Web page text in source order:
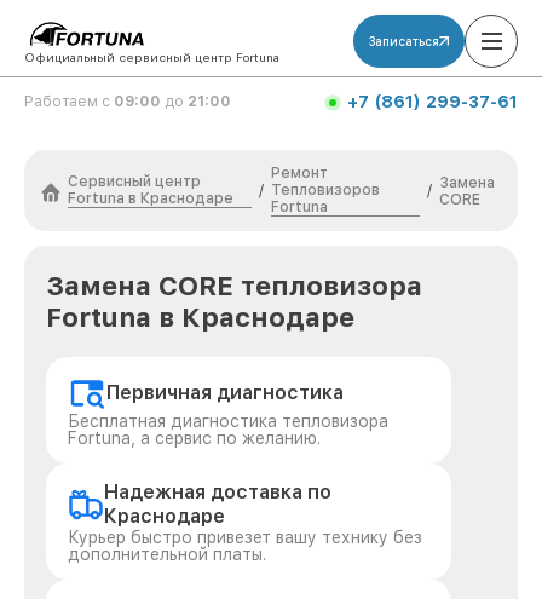
Официальный сервисный центр Fortuna
Записаться
Работаем с 09:00 до 21:00 +7 (861) 299-37-61
Сервисный центр
Fortuna в Краснодаре
/
Ремонт
Тепловизоров
Fortuna
/ Замена
CORE
Замена CORE тепловизора
Fortuna в Краснодаре
Первичная диагностика
Бесплатная диагностика тепловизора
Fortuna, а сервис по желанию.
Надежная доставка по
Краснодаре
Курьер быстро привезет вашу технику без
дополнительной платы.